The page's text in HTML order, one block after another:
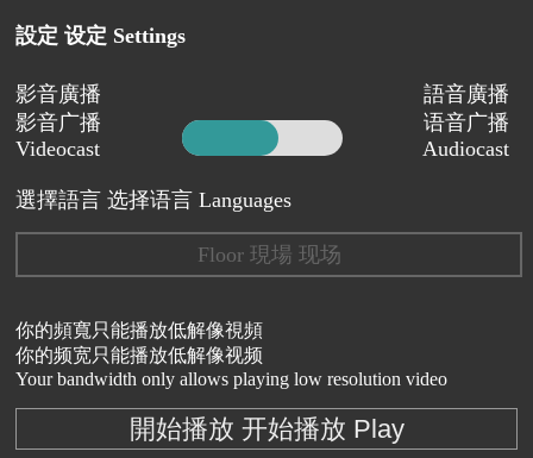
設定 设定 Settings
影音廣播
影音广播
Videocast
語音廣播
语音广播
Audiocast
選擇語言 选择语言 Languages
Floor 現場 现场
你的頻寬只能播放低解像視頻
你的频宽只能播放低解像视频
Your bandwidth only allows playing low resolution video
開始播放 开始播放 Play